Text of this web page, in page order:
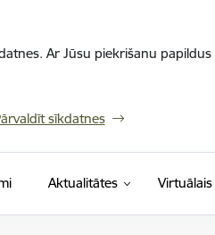
Ar Jūsu piekrišanu
sīkdatnes
Aktualitātes